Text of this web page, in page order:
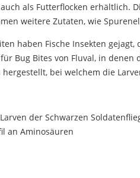
als Futterflocken erhältlich.
weitere Zutaten, wie
haben Fische Insekten
Bug Bites von Fluval, in
hergestellt, bei welchem die
der Schwarzen
an Aminosäuren